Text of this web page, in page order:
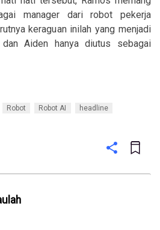
manager dari robot pekerja
keraguan inilah yang menjadi
Aiden hanya diutus sebagai
Robot Robot AI headline